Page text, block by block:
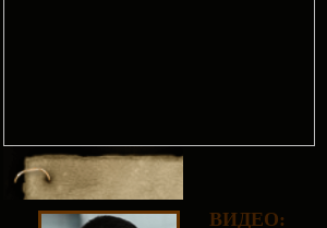
ВИДЕО: